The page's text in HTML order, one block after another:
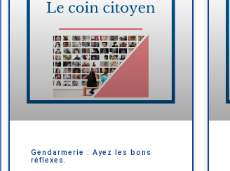
Gendarmerie : Ayez les bons
réflexes.